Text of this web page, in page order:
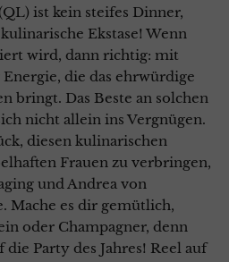
ist kein steifes Dinner,
Ekstase! Wenn
wird, dann richtig: mit
die das ehrwürdige
bringt. Das Beste an solchen
nicht allein ins Vergnügen.
diesen kulinarischen
Frauen zu verbringen,
und Andrea von
Mache es dir gemütlich,
oder Champagner, denn
Party des Jahres! Reel auf